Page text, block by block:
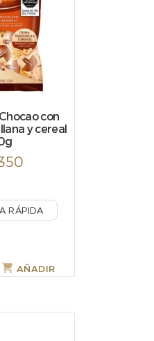
con
y cereal
AÑADIR
RÁPIDA